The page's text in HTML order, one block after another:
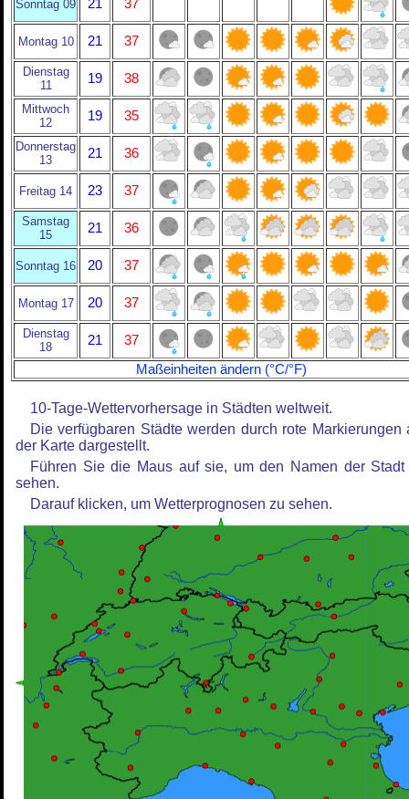
Sonntag 09 21 37
Montag 10 21 37
Dienstag
11
19 38
Mittwoch
12
19 35
Donnerstag
13
21 36
Freitag 14 23 37
Samstag
15
21 36
Sonntag 16 20 37
Montag 17 20 37
Dienstag
18
21
37
Maßeinheiten ändern (°C/°F)
10-Tage-Wettervorhersage in Städten weltweit.
Die verfügbaren Städte werden durch rote Markierungen
der Karte dargestellt.
Führen Sie die Maus auf sie, um den Namen der Stadt
sehen.
Darauf klicken, um Wetterprognosen zu sehen.